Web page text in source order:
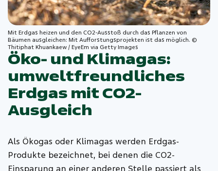
Mit Erdgas heizen und den CO2-Ausstoß durch das Pflanzen von
Bäumen ausgleichen: Mit Aufforstungsprojekten ist das möglich. ©
Thitiphat Khuankaew / EyeEm via Getty Images
Öko- und Klimagas:
umweltfreundliches
Erdgas mit CO2-
Ausgleich
Als Ökogas oder Klimagas werden Erdgas-
Produkte bezeichnet, bei denen die CO2-
Einsparung an einer anderen Stelle passiert als